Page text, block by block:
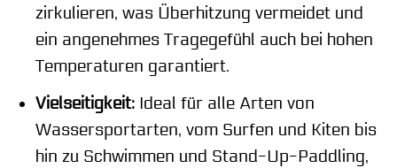
zirkulieren, was Überhitzung vermeidet und
ein angenehmes Tragegefühl auch bei hohen
Temperaturen garantiert.
Vielseitigkeit:Ideal für alle Arten von
Wassersportarten, vom Surfen und Kiten bis
hin zu Schwimmen und Stand-Up-Paddling,